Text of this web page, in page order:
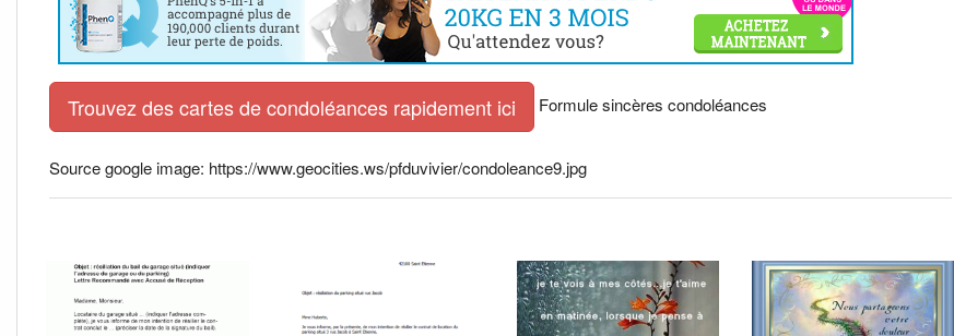
Trouvez des cartes de condoléances rapidement ici Formule sincères condoléances
Source google image: https://www.geocities.ws/pfduvivier/condoleance9.jpg